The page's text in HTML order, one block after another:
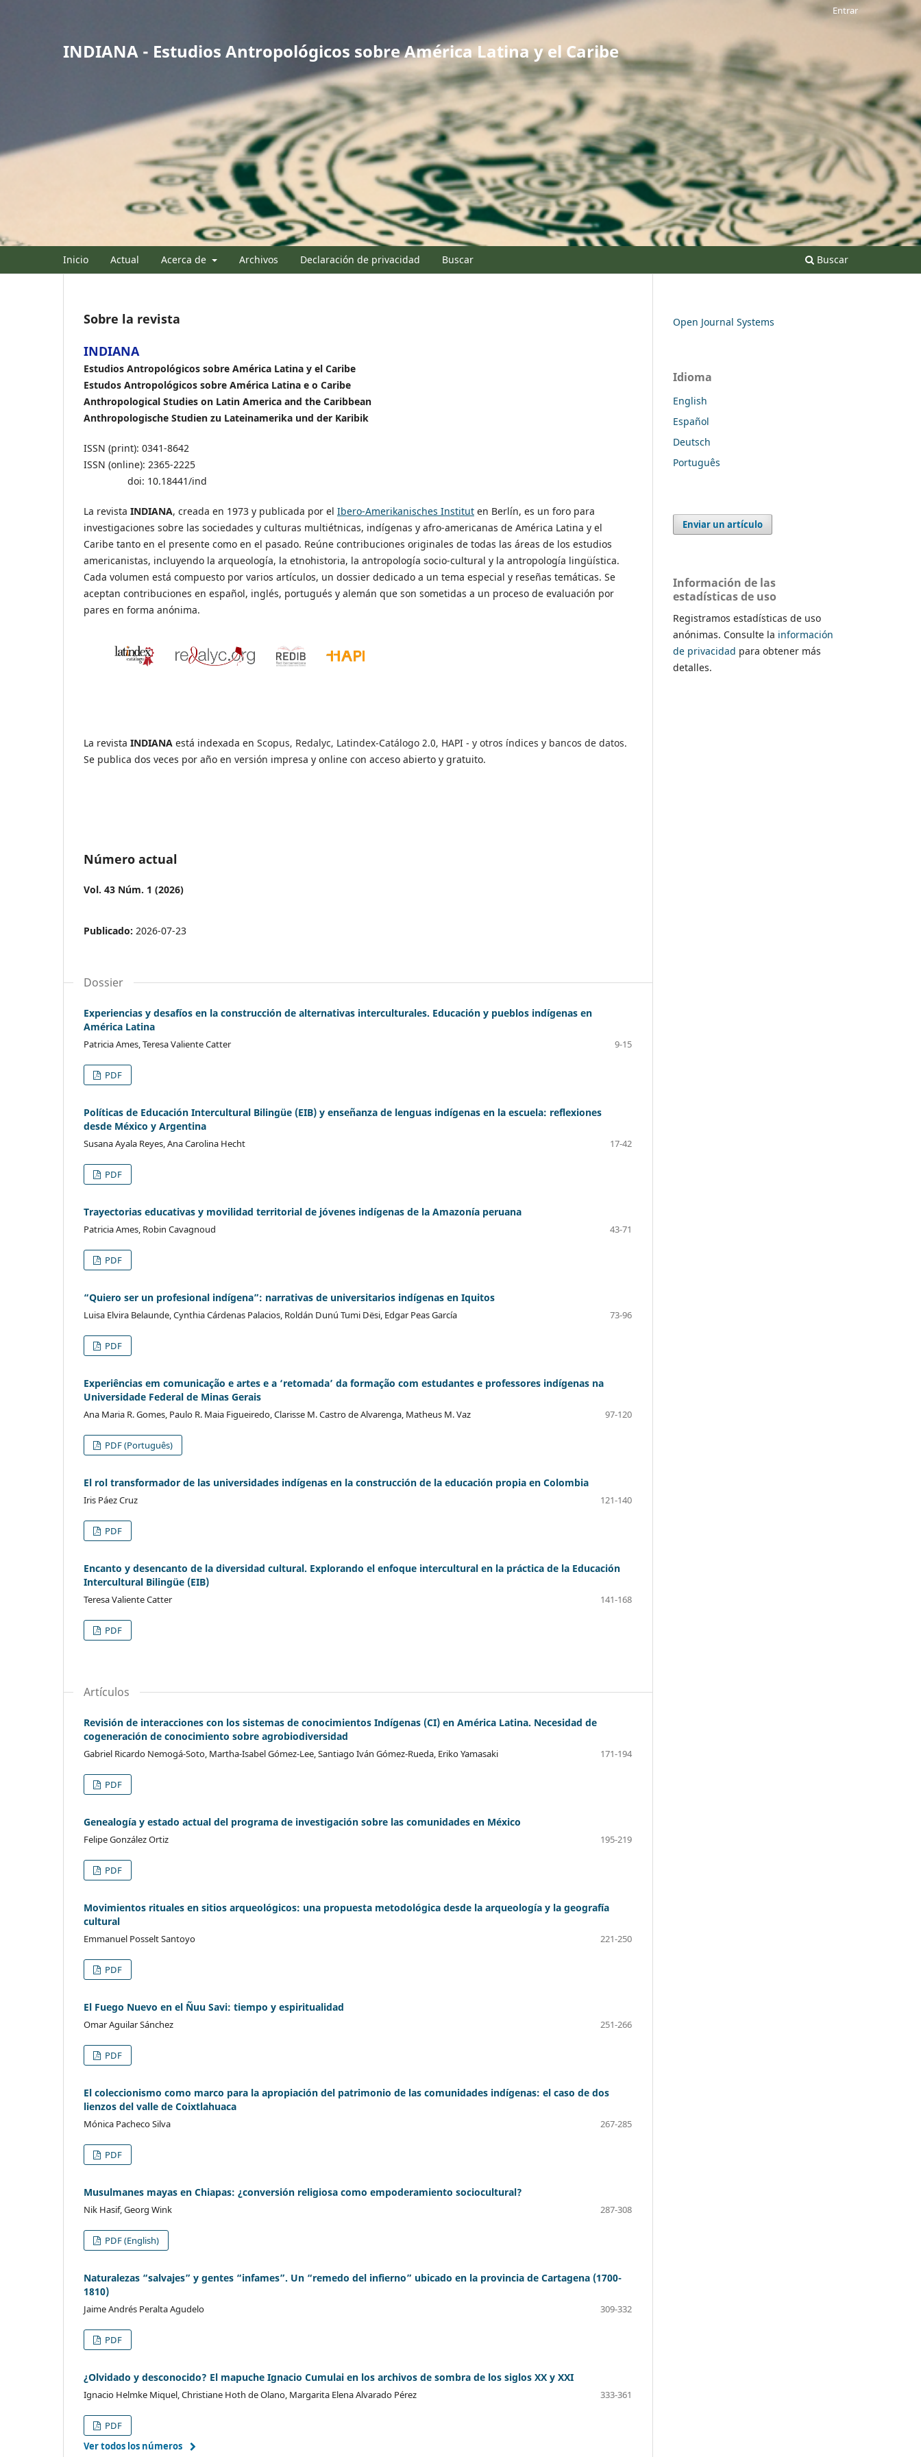
INDIANA - Estudios Antropológicos sobre América Latina y el Caribe
Inicio Actual Acerca de Archivos Declaración de privacidad Buscar Buscar
Entrar
Sobre la revista
INDIANA
Estudios Antropológicos sobre América Latina y el Caribe
Estudos Antropológicos sobre América Latina e o Caribe
Anthropological Studies on Latin America and the Caribbean
Anthropologische Studien zu Lateinamerika und der Karibik
ISSN (print): 0341-8642
ISSN (online): 2365-2225
doi: 10.18441/ind
La revista INDIANA, creada en 1973 y publicada por el Ibero-Amerikanisches Institut en Berlín, es un foro para
investigaciones sobre las sociedades y culturas multiétnicas, indígenas y afro-americanas de América Latina y el
Caribe tanto en el presente como en el pasado. Reúne contribuciones originales de todas las áreas de los estudios
americanistas, incluyendo la arqueología, la etnohistoria, la antropología socio-cultural y la antropología lingüística.
Cada volumen está compuesto por varios artículos, un dossier dedicado a un tema especial y reseñas temáticas. Se
aceptan contribuciones en español, inglés, portugués y alemán que son sometidas a un proceso de evaluación por
pares en forma anónima.
La revista INDIANA está indexada en Scopus, Redalyc, Latindex-Catálogo 2.0, HAPI - y otros índices y bancos de datos.
Se publica dos veces por año en versión impresa y online con acceso abierto y gratuito.
Número actual
Vol. 43 Núm. 1 (2026)
Publicado: 2026-07-23
Dossier
Experiencias y desafíos en la construcción de alternativas interculturales. Educación y pueblos indígenas en
América Latina
Patricia Ames, Teresa Valiente Catter 9-15
PDF
Políticas de Educación Intercultural Bilingüe (EIB) y enseñanza de lenguas indígenas en la escuela: reflexiones
desde México y Argentina
Susana Ayala Reyes, Ana Carolina Hecht 17-42
PDF
Trayectorias educativas y movilidad territorial de jóvenes indígenas de la Amazonía peruana
Patricia Ames, Robin Cavagnoud 43-71
PDF
“Quiero ser un profesional indígena”: narrativas de universitarios indígenas en Iquitos
Luisa Elvira Belaunde, Cynthia Cárdenas Palacios, Roldán Dunú Tumi Dësi, Edgar Peas García 73-96
PDF
Experiências em comunicação e artes e a ‘retomada’ da formação com estudantes e professores indígenas na
Universidade Federal de Minas Gerais
Ana Maria R. Gomes, Paulo R. Maia Figueiredo, Clarisse M. Castro de Alvarenga, Matheus M. Vaz 97-120
PDF (Português)
El rol transformador de las universidades indígenas en la construcción de la educación propia en Colombia
Iris Páez Cruz 121-140
PDF
Encanto y desencanto de la diversidad cultural. Explorando el enfoque intercultural en la práctica de la Educación
Intercultural Bilingüe (EIB)
Teresa Valiente Catter 141-168
PDF
Artículos
Revisión de interacciones con los sistemas de conocimientos Indígenas (CI) en América Latina. Necesidad de
cogeneración de conocimiento sobre agrobiodiversidad
Gabriel Ricardo Nemogá-Soto, Martha-Isabel Gómez-Lee, Santiago Iván Gómez-Rueda, Eriko Yamasaki 171-194
PDF
Genealogía y estado actual del programa de investigación sobre las comunidades en México
Felipe González Ortiz 195-219
PDF
Movimientos rituales en sitios arqueológicos: una propuesta metodológica desde la arqueología y la geografía
cultural
Emmanuel Posselt Santoyo 221-250
PDF
El Fuego Nuevo en el Ñuu Savi: tiempo y espiritualidad
Omar Aguilar Sánchez 251-266
PDF
El coleccionismo como marco para la apropiación del patrimonio de las comunidades indígenas: el caso de dos
lienzos del valle de Coixtlahuaca
Mónica Pacheco Silva 267-285
PDF
Musulmanes mayas en Chiapas: ¿conversión religiosa como empoderamiento sociocultural?
Nik Hasif, Georg Wink 287-308
PDF (English)
Naturalezas “salvajes” y gentes “infames”. Un “remedo del infierno” ubicado en la provincia de Cartagena (1700-
1810)
Jaime Andrés Peralta Agudelo 309-332
PDF
¿Olvidado y desconocido? El mapuche Ignacio Cumulai en los archivos de sombra de los siglos XX y XXI
Ignacio Helmke Miquel, Christiane Hoth de Olano, Margarita Elena Alvarado Pérez 333-361
PDF
Ver todos los números
Open Journal Systems
Idioma
English
Español
Deutsch
Português
Enviar un artículo
Información de las
estadísticas de uso
Registramos estadísticas de uso
anónimas. Consulte la información
de privacidad para obtener más
detalles.